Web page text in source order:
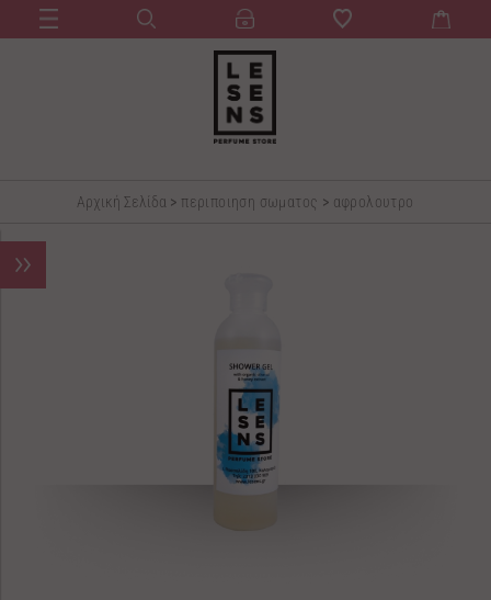
Αρχική Σελίδα > περιποιηση σωματος > αφρολουτρο